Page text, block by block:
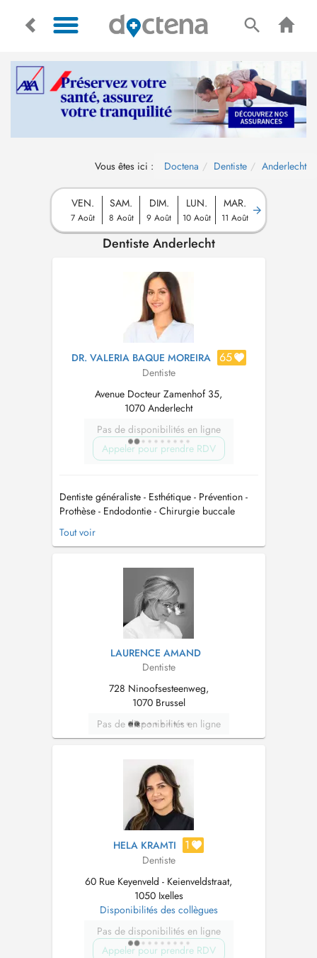
Vous êtes ici : Doctena Dentiste Anderlecht
VEN.
7 Août
SAM.
8 Août
DIM.
9 Août
LUN.
10 Août
MAR.
11 Août
Dentiste Anderlecht
DR. VALERIA BAQUE MOREIRA 65
Dentiste
Avenue Docteur Zamenhof 35,
1070 Anderlecht
Pas de disponibilités en ligne
Appeler pour prendre RDV
Dentiste généraliste - Esthétique - Prévention -
Prothèse - Endodontie - Chirurgie buccale
Urgences Je suis dentiste généraliste
personnalisés et de qualité, en me concentrant
sur la santé bucco-dentaire globale ...
Tout voir
LAURENCE AMAND
Dentiste
728 Ninoofsesteenweg,
1070 Brussel
Pas de disponibilités en ligne
HELA KRAMTI 1
Dentiste
60 Rue Keyenveld - Keienveldstraat,
1050 Ixelles
Disponibilités des collègues
Pas de disponibilités en ligne
Appeler pour prendre RDV